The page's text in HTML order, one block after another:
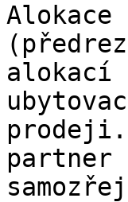
Alokace
alokací
prodeji.
partner